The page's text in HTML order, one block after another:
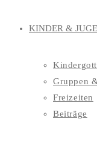
KINDER &
Gruppen
Freizeiten
Beiträge